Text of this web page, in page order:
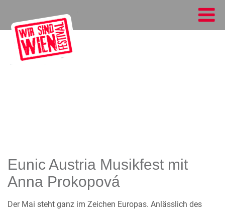
Eunic Austria Musikfest mit
Anna Prokopová
Der Mai steht ganz im Zeichen Europas. Anlässlich des